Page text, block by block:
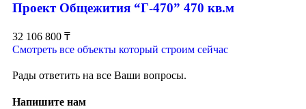
Проект Общежития “Г-470” 470 кв.м
32 106 800 ₸
Смотреть все объекты который строим сейчас
Рады ответить на все Ваши вопросы.
Напишите нам